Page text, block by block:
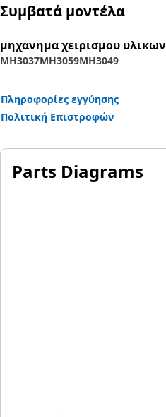
Συμβατά μοντέλα
μηχανημα χειρισμου υλικων
MH3037MH3059MH3049
Πληροφορίες εγγύησης
Πολιτική Επιστροφών
Parts Diagrams